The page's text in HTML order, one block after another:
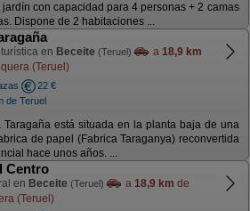
jardín con capacidad para 4 personas + 2 camas
Dispone de 2 habitaciones ...
en Beceite (Teruel) a 18,9 km
(Teruel)
22 €
de Teruel
Taragaña está situada en la planta baja de una
de papel (Fabrica Taraganya) reconvertida
hace unos años. ...
Centro
en Beceite (Teruel) a 18,9 km de
(Teruel)